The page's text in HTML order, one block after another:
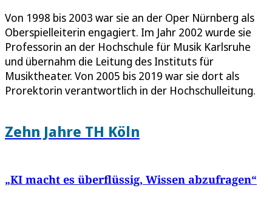
Von 1998 bis 2003 war sie an der Oper Nürnberg als
Oberspielleiterin engagiert. Im Jahr 2002 wurde sie
Professorin an der Hochschule für Musik Karlsruhe
und übernahm die Leitung des Instituts für
Musiktheater. Von 2005 bis 2019 war sie dort als
Prorektorin verantwortlich in der Hochschulleitung.
Zehn Jahre TH Köln
„KI macht es überflüssig, Wissen abzufragen“